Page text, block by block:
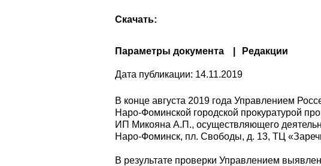
Скачать:
Параметры документа Редакции
Дата публикации: 14.11.2019
В конце августа 2019 года Управлением
Наро-Фоминской городской прокуратурой
ИП Микояна А.П., осуществляющего
Наро-Фоминск, пл. Свободы, д. 13, ТЦ
В результате проверки Управлением